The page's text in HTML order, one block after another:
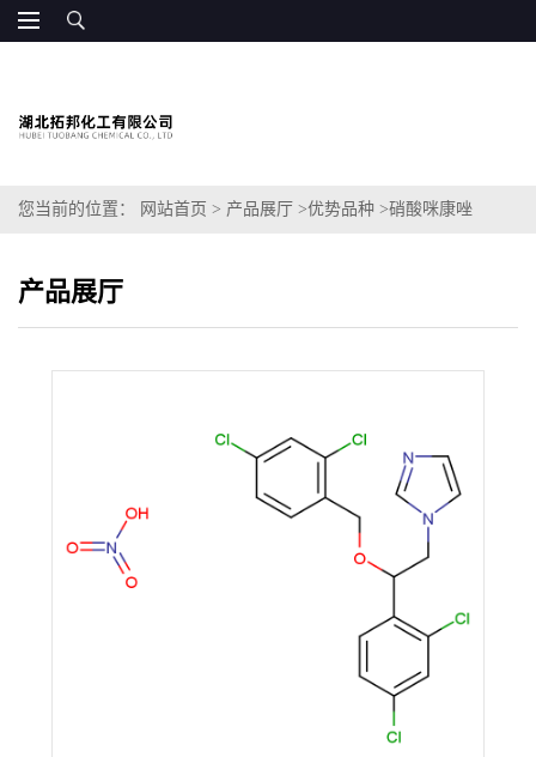
您当前的位置： 网站首页 > 产品展厅 >优势品种 >硝酸咪康唑
产品展厅